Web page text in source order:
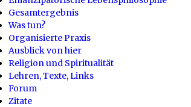
Gesamtergebnis
Was tun?
Organisierte Praxis
Ausblick von hier
Religion und Spiritualität
Lehren, Texte, Links
Forum
Zitate